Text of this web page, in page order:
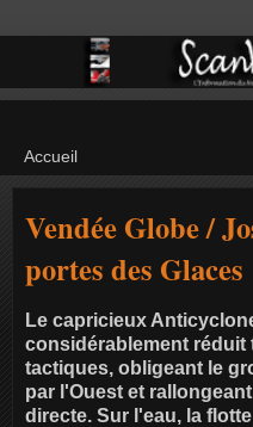
Vendée Globe /
portes des Glaces
Le capricieux
considérablement
tactiques, obligeant le
par l'Ouest et
directe. Sur l'eau, la